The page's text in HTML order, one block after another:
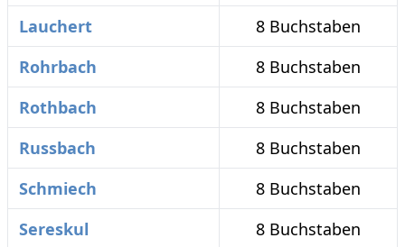
Lauchert
8 Buchstaben
Rohrbach
8 Buchstaben
Rothbach
8 Buchstaben
Russbach
8 Buchstaben
Schmiech
8 Buchstaben
Sereskul
8 Buchstaben